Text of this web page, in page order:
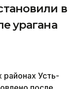
в
урагана
Усть-